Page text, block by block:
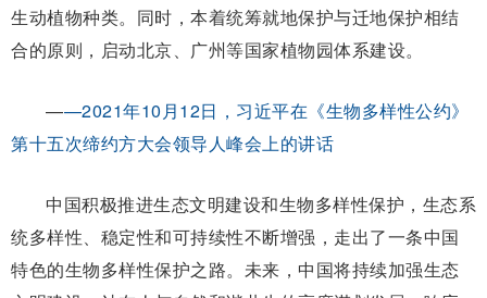
生动植物种类。同时，本着统筹就地保护与迁地保护相结
合的原则，启动北京、广州等国家植物园体系建设。
——2021年10月12日，习近平在《生物多样性公约》
第十五次缔约方大会领导人峰会上的讲话
中国积极推进生态文明建设和生物多样性保护，生态系
统多样性、稳定性和可持续性不断增强，走出了一条中国
特色的生物多样性保护之路。未来，中国将持续加强生态